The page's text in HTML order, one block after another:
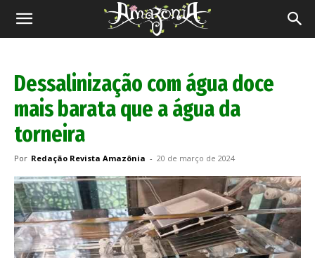
Revista
Dessalinização com água doce
mais barata que a água da
torneira
Por Redação Revista Amazônia - 20 de março de 2024